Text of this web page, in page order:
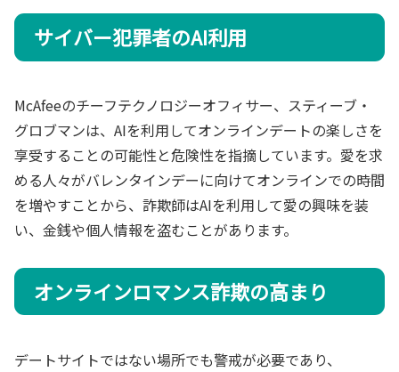
サイバー犯罪者のAI利用
McAfeeのチーフテクノロジーオフィサー、スティーブ・
グロブマンは、AIを利用してオンラインデートの楽しさを
享受することの可能性と危険性を指摘しています。愛を求
める人々がバレンタインデーに向けてオンラインでの時間
を増やすことから、詐欺師はAIを利用して愛の興味を装
い、金銭や個人情報を盗むことがあります。
オンラインロマンス詐欺の高まり
デートサイトではない場所でも警戒が必要であり、